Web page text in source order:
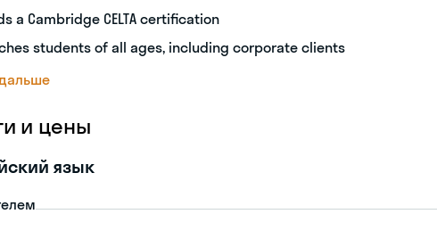
a Cambridge CELTA certification
students of all ages, including corporate clients
и цены
язык